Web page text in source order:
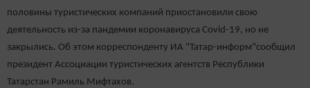
половины туристических компаний приостановили свою
деятельность из-за пандемии коронавируса Covid-19, но не
закрылись. Об этом корреспонденту ИА "Татар-информ"сообщил
президент Ассоциации туристических агентств Республики
Татарстан Рамиль Мифтахов.